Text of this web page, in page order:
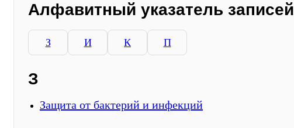
Алфавитный указатель записей
З И К П
З
Защита от бактерий и инфекций